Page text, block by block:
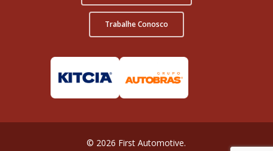
Trabalhe Conosco
© 2026 First Automotive.